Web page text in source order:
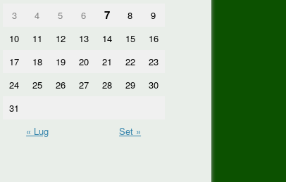
3
4 5 6 7 8
9
10
11 12 13 14 15
16
17
18 19 20 21 22
23
24
25 26 27 28 29
30
31
« Lug
Set »